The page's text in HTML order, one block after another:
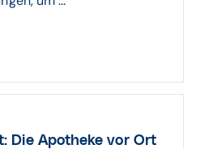
Die Apotheke vor Ort